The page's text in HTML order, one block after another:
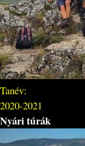
Tanév:
2020-2021
Nyári túrák